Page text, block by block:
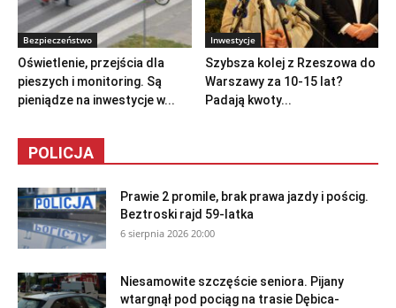
Bezpieczeństwo
Oświetlenie, przejścia dla
pieszych i monitoring. Są
pieniądze na inwestycje w...
Inwestycje
Szybsza kolej z Rzeszowa do
Warszawy za 10-15 lat?
Padają kwoty...
POLICJA
Prawie 2 promile, brak prawa jazdy i pościg.
Beztroski rajd 59-latka
6 sierpnia 2026 20:00
Niesamowite szczęście seniora. Pijany
wtargnął pod pociąg na trasie Dębica-